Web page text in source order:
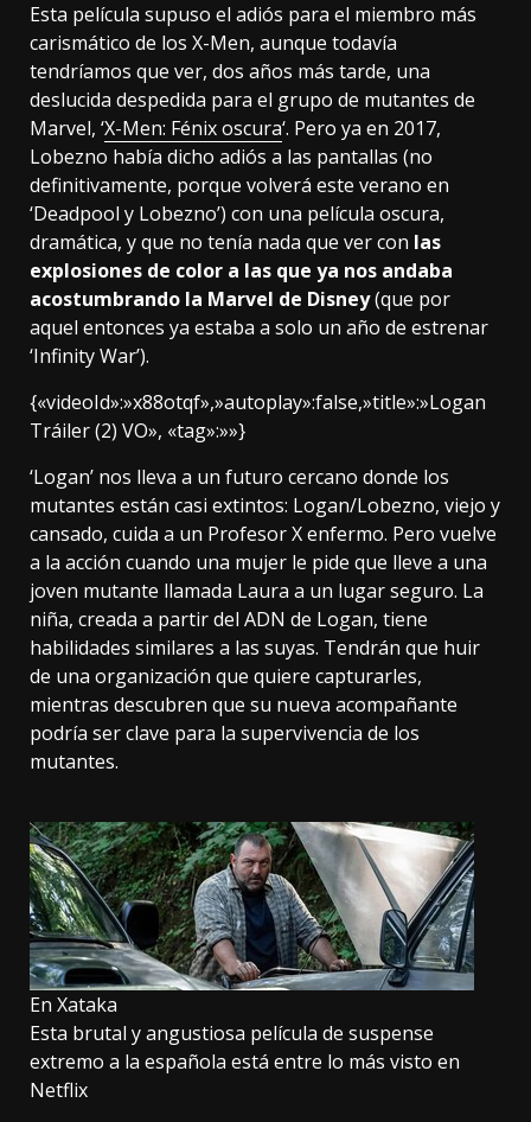
Esta película supuso el adiós para el miembro más
carismático de los X-Men, aunque todavía
tendríamos que ver, dos años más tarde, una
deslucida despedida para el grupo de mutantes de
Marvel, ‘X-Men: Fénix oscura‘. Pero ya en 2017,
Lobezno había dicho adiós a las pantallas (no
definitivamente, porque volverá este verano en
‘Deadpool y Lobezno’) con una película oscura,
dramática, y que no tenía nada que ver con las
explosiones de color a las que ya nos andaba
acostumbrando la Marvel de Disney(que por
aquel entonces ya estaba a solo un año de estrenar
‘Infinity War’).
{«videoId»:»x88otqf»,»autoplay»:false,»title»:»Logan
Tráiler (2) VO», «tag»:»»}
‘Logan’ nos lleva a un futuro cercano donde los
mutantes están casi extintos: Logan/Lobezno, viejo y
cansado, cuida a un Profesor X enfermo. Pero vuelve
a la acción cuando una mujer le pide que lleve a una
joven mutante llamada Laura a un lugar seguro. La
niña, creada a partir del ADN de Logan, tiene
habilidades similares a las suyas. Tendrán que huir
de una organización que quiere capturarles,
mientras descubren que su nueva acompañante
podría ser clave para la supervivencia de los
mutantes.
En Xataka
Esta brutal y angustiosa película de suspense
extremo a la española está entre lo más visto en
Netflix